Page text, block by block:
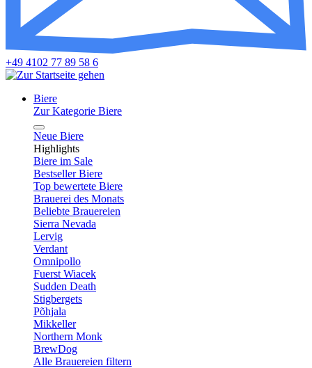
+49 4102 77 89 58 6
Biere
Zur Kategorie Biere
Neue Biere
Highlights
Biere im Sale
Bestseller Biere
Top bewertete Biere
Brauerei des Monats
Beliebte Brauereien
Sierra Nevada
Lervig
Verdant
Omnipollo
Fuerst Wiacek
Sudden Death
Stigbergets
Põhjala
Mikkeller
Northern Monk
BrewDog
Alle Brauereien filtern